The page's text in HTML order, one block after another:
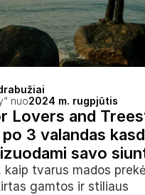
nuo2024 m. rugpjūtis
Lovers and
3 valandas
savo
kaip tvarus mados
gamtos ir stiliaus